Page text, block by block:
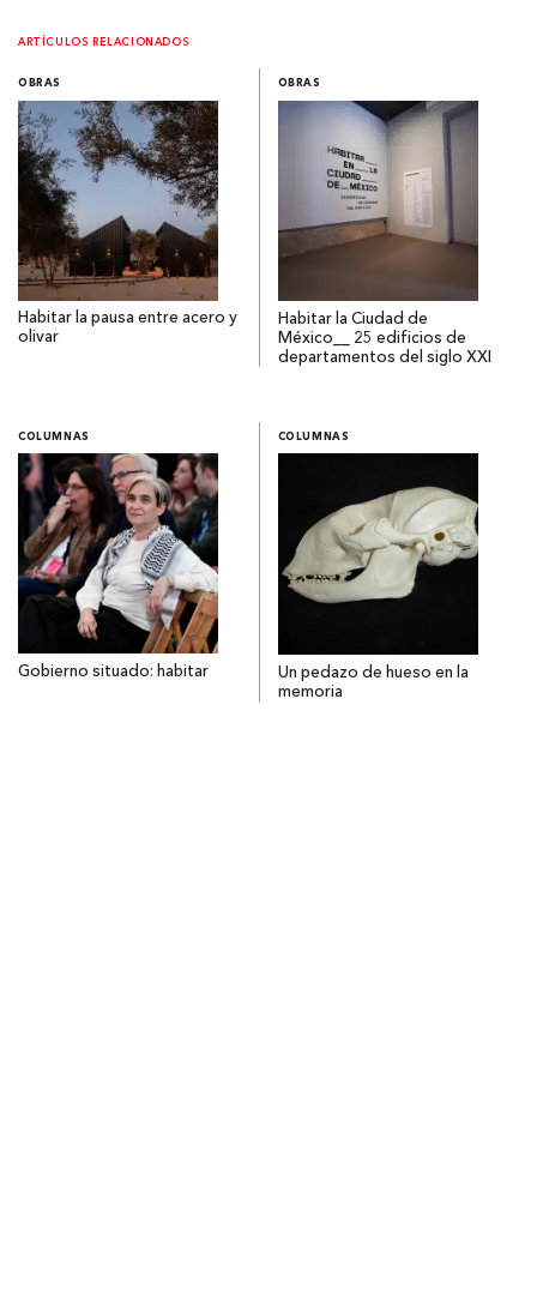
ARTÍCULOS RELACIONADOS
OBRAS
Habitar la pausa entre acero y
olivar
OBRAS
Habitar la Ciudad de
México__ 25 edificios de
departamentos del siglo XXI
COLUMNAS
Gobierno situado: habitar
COLUMNAS
Un pedazo de hueso en la
memoria